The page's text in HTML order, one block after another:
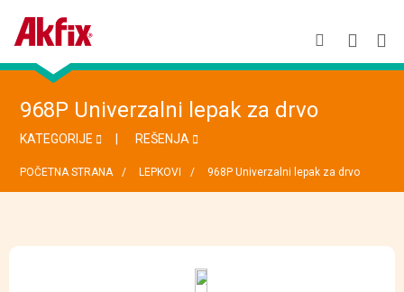
968P Univerzalni lepak za drvo
KATEGORIJE REŠENJA
POČETNA STRANA LEPKOVI 968P Univerzalni lepak za drvo